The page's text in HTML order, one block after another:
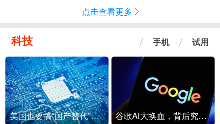
点击查看更多
科技 手机 试用
美国也要搞“国产替代”？先算清三笔账 谷歌AI大换血，背后究竟发生了什么？